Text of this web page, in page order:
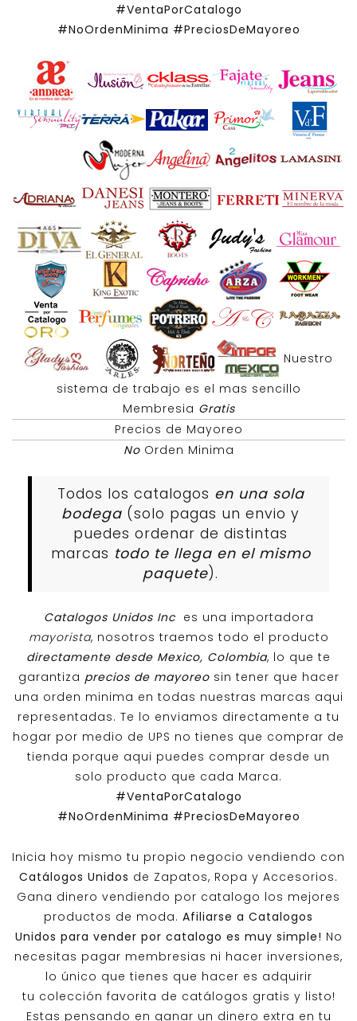
#VentaPorCatalogo
#NoOrdenMinima #PreciosDeMayoreo
Nuestro
sistema de trabajo es el mas sencillo
Membresia Gratis
Precios de Mayoreo
NoOrden Minima
Todos los catalogos en una sola
bodega (solo pagas un envio y
puedes ordenar de distintas
marcas todo te llega en el mismo
paquete).
Catalogos Unidos Inc es una importadora
mayorista, nosotros traemos todo el producto
directamente desde Mexico, Colombia, lo que te
garantiza precios de mayoreosin tener que hacer
una orden minima en todas nuestras marcas aqui
representadas. Te lo enviamos directamente a tu
hogar por medio de UPS no tienes que comprar de
tienda porque aqui puedes comprar desde un
solo producto que cada Marca.
#VentaPorCatalogo
#NoOrdenMinima #PreciosDeMayoreo
Inicia hoy mismo tu propio negocio vendiendo con
Catálogos Unidos de Zapatos, Ropa y Accesorios.
Gana dinero vendiendo por catalogo los mejores
productos de moda. Afiliarse a Catalogos
Unidos para vender por catalogo es muy simple! No
necesitas pagar membresias ni hacer inversiones,
lo único que tienes que hacer es adquirir
tu colección favorita de catálogos gratis y listo!
Estas pensando en ganar un dinero extra en tu